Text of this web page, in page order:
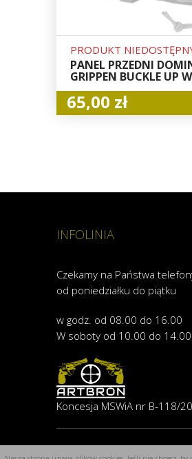
PRODUKT
PANEL PRZEDNI
GRIPPEN BUCKLE UP
65,00 zł
INFOLINIA
Czekamy na Państwa
od poniedziałku do piątku
w godz. od 08.00 do 16.00
W soboty od 10.00 do 14.00
Koncesja MSWiA nr B-118/